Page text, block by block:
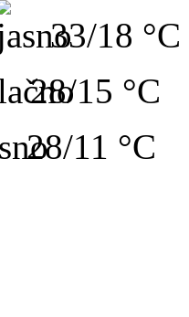
33/18 °C
28/15 °C
28/11 °C